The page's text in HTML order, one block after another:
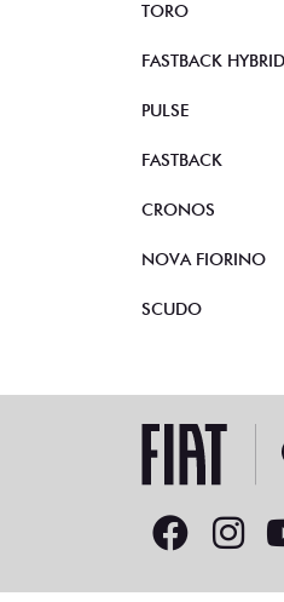
TORO
FASTBACK HYBRID
PULSE
FASTBACK
CRONOS
NOVA FIORINO
SCUDO